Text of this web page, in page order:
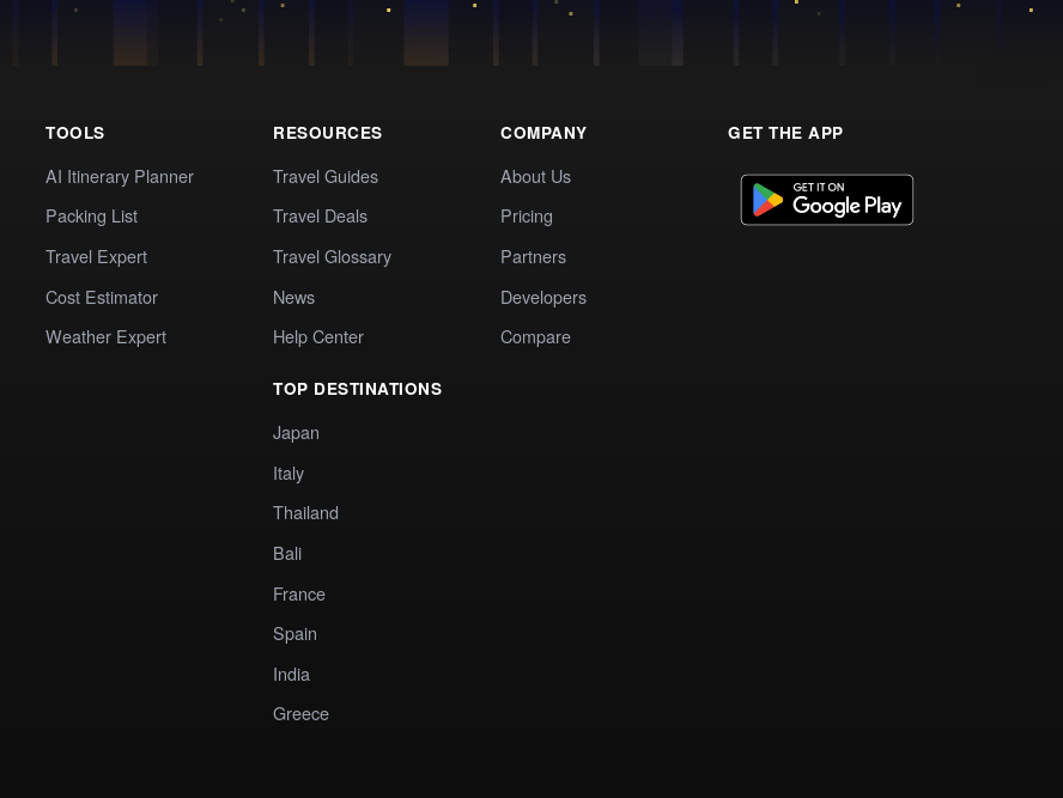
TOOLS
AI Itinerary Planner
Packing List
Travel Expert
Cost Estimator
Weather Expert
RESOURCES
Travel Guides
Travel Deals
Travel Glossary
News
Help Center
TOP DESTINATIONS
Japan
Italy
Thailand
Bali
France
Spain
India
Greece
COMPANY
About Us
Pricing
Partners
Developers
Compare
GET THE APP